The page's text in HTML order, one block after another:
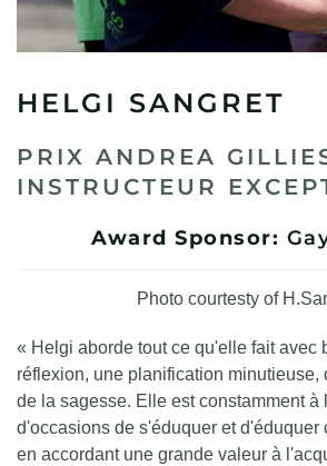
HELGI SANGRET
PRIX ANDREA
INSTRUCTEUR
Award Sponsor:
Photo courtesty of
« Helgi aborde tout ce qu'elle fait avec
réflexion, une planification minutieuse,
de la sagesse. Elle est constamment à
d'occasions de s'éduquer et d'éduquer
en accordant une grande valeur à